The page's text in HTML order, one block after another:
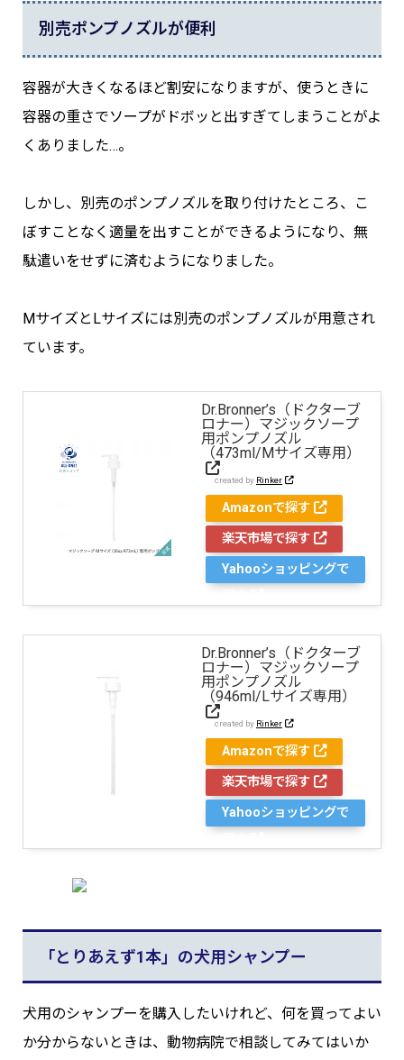
別売ポンプノズルが便利
容器が大きくなるほど割安になりますが、使うときに
容器の重さでソープがドボッと出すぎてしまうことがよ
くありました…。
しかし、別売のポンプノズルを取り付けたところ、こ
ぼすことなく適量を出すことができるようになり、無
駄遣いをせずに済むようになりました。
MサイズとLサイズには別売のポンプノズルが用意され
ています。
Dr.Bronner’s（ドクターブ
ロナー）マジックソープ
用ポンプノズル
（473ml/Mサイズ専用）
created by Rinker
Amazonで探す
楽天市場で探す
Yahooショッピングで
Dr.Bronner’s（ドクターブ
ロナー）マジックソープ
用ポンプノズル
（946ml/Lサイズ専用）
created by Rinker
Amazonで探す
楽天市場で探す
Yahooショッピングで
「とりあえず1本」の犬用シャンプー
犬用のシャンプーを購入したいけれど、何を買ってよい
か分からないときは、動物病院で相談してみてはいか